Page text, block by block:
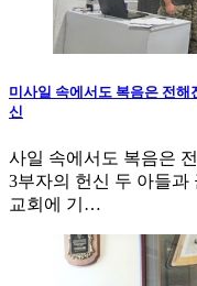
미사일 속에서도 복음은 전
신
사일 속에서도 복음은
3부자의 헌신 두 아들과
교회에 기…